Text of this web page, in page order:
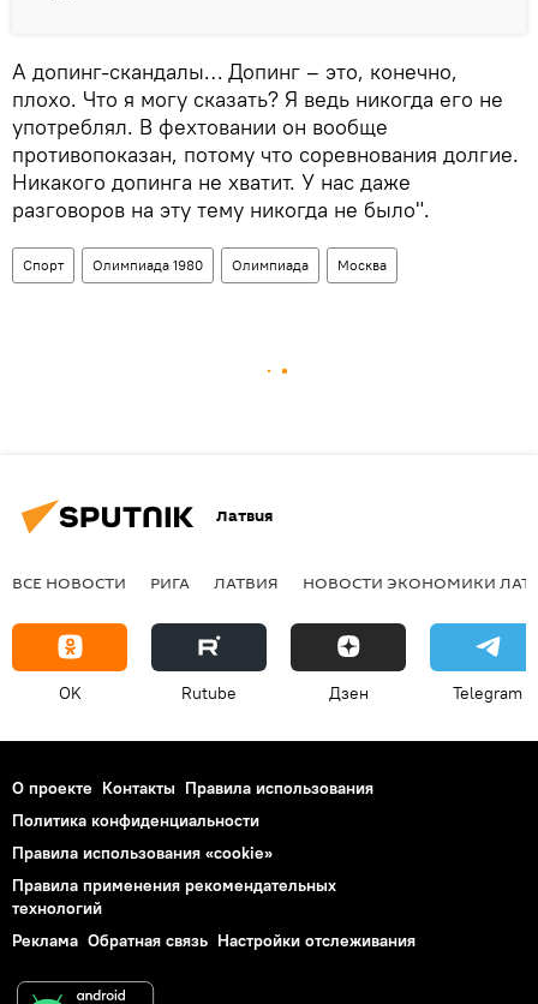
А допинг-скандалы… Допинг – это, конечно,
плохо. Что я могу сказать? Я ведь никогда его не
употреблял. В фехтовании он вообще
противопоказан, потому что соревнования долгие.
Никакого допинга не хватит. У нас даже
разговоров на эту тему никогда не было".
Спорт Олимпиада 1980 Олимпиада Москва
Латвия
ВСЕ НОВОСТИ РИГА ЛАТВИЯ НОВОСТИ ЭКОНОМИКИ
OK Rutube Дзен Telegram
О проекте Контакты Правила использования
Политика конфиденциальности
Правила использования «cookie»
Правила применения рекомендательных
технологий
Реклама Обратная связь Настройки отслеживания